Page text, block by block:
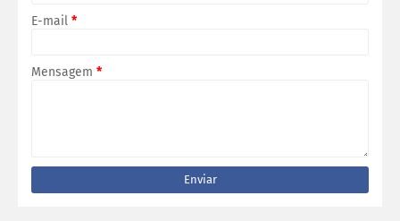
E-mail *
Mensagem *